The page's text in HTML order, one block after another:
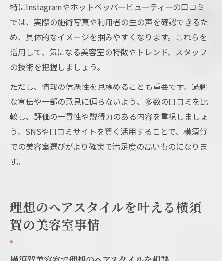
特にInstagramやホットペッパービューティーの口コミ
では、実際の施術写真や利用者の生の声を確認できるた
め、具体的なイメージを掴みやすくなります。これらを
活用して、気になる美容室の特徴やトレンド、スタッフ
の技術を把握しましょう。
ただし、情報の信憑性を見極めることも重要です。過剰
な宣伝や一部の意見に偏らないよう、多数の口コミを比
較し、評価の一貫性や説得力のある内容を重視しましょ
う。SNSや口コミサイトを賢く活用することで、横須賀
での美容室選びがより確実で満足度の高いものになりま
す。
理想のヘアスタイルを叶える横須
賀の美容室事情